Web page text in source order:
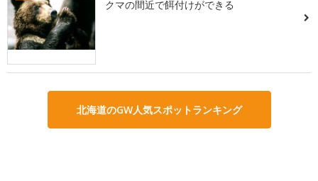
クマの間近で餌付けができる
北海道のGW人気スポットランキング